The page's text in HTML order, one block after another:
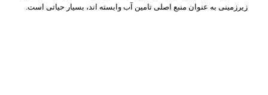
زیرزمینی به عنوان منبع اصلی تامین آب وابسته اند، بسیار حیاتی است.